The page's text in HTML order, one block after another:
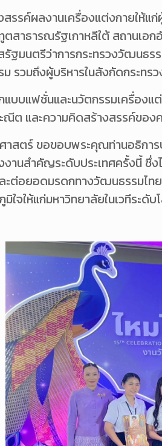
รรค์ผลงานเครื่องแต่งกายให้
สาธารณรัฐเกาหลีใต้ สถานเอ
มนตรีว่าการกระทรวงวัฒนธ
รวมถึงผู้บริหารในสังกัดกระทร
แบบแฟชั่นและนวัตกรรมเครื่อ
ต และความคิดสร้างสรรค์ขอ
สตร์ ขอขอบพระคุณท่านอธิกา
านสำคัญระดับประเทศครั้งนี้
ต่อยอดมรดกทางวัฒนธรรมไท
ใจให้แก่มหาวิทยาลัยในเวทีระดับ